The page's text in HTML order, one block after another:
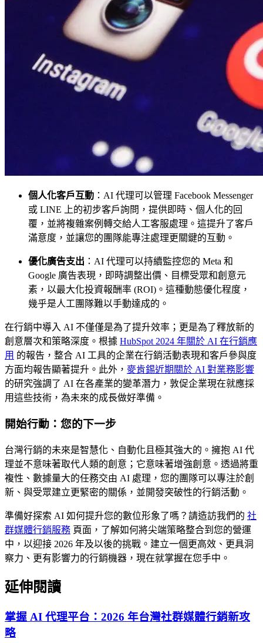
個人化客戶互動 ：AI 代理可以管理 Facebook Messenger
或 LINE 上的初步客戶詢問，提供即時、個人化的回
覆，並將複雜案例轉交給人工客服處理。這提升了客戶
滿意度，並讓您的團隊能專注處理更關鍵的互動。
優化廣告支出 ：AI 代理可以持續監控您的 Meta 和
Google 廣告表現，即時調整出價、目標受眾和創意元
素，以最大化投資報酬率 (ROI)。這種動態優化程度，
幾乎是人工團隊難以手動達成的。
在行銷中導入 AI 不僅僅是為了提升效率；更是為了釋放新的
創意層次和策略深度。根據 HubSpot 2024 年關於 AI 在行銷應
用 的報告，整合 AI 工具的企業在行銷活動表現和客戶參與度
方面均報告顯著提升。此外， 麥肯錫近期關於 AI 對業務影響
的研究強調了 AI 在各產業的變革潛力，敦促企業現在就應採
用這些技術，為未來的成長做好準備。
開始行動：您的下一步
台灣行銷的未來是智慧化、自動化且極其強大的。擁抱 AI 代
理並不意味著取代人類的創意；它意味著增強創意。透過將重
複性、數據量大的任務交由 AI 處理，您的團隊可以專注於創
新、與受眾建立更緊密的關係，並開發突破性的行銷活動。
準備好探索 AI 如何提升您的數位形象了嗎？請造訪我們的 社
群媒體行銷服務 頁面，了解如何將尖端策略整合到您的營運
中，以迎接 2026 年及以後的挑戰。建立一個更高效、更具洞
察力、更有影響力的行銷機器，現在就掌握在您手中。
延伸閱讀
掌握 AI 代理平台：2026 年台灣社群媒體行銷新攻
略